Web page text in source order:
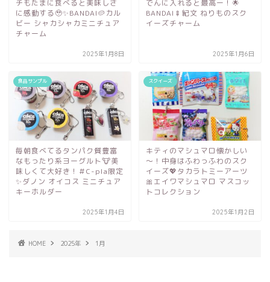
チもたまに食べると美味しさ
に感動する🥹✨BANDAI🥔カル
ビー シャカシャカミニチュア
チャーム
2025年1月8日
でんに入れると最高ー！🌟
BANDAI🍢紀文 ねりものスク
イーズチャーム
2025年1月6日
食品サンプル
毎朝食べてるタンパク質豊富
なもったり系ヨーグルト🐮美
味しくて大好き！＃C-pla限定
✨ダノン オイコス ミニチュア
キーホルダー
2025年1月4日
スクイーズ
キティのマシュマロ懐かしい
～！中身はふわっふわのスク
イーズ💖タカラトミーアーツ
🎀エイワマシュマロ マスコッ
トコレクション
2025年1月2日
HOME 2025年 1月